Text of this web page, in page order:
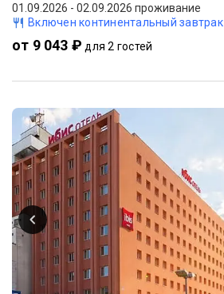
01.09.2026 - 02.09.2026 проживание
Включен континентальный завтрак
от 9 043 ₽ для 2 гостей